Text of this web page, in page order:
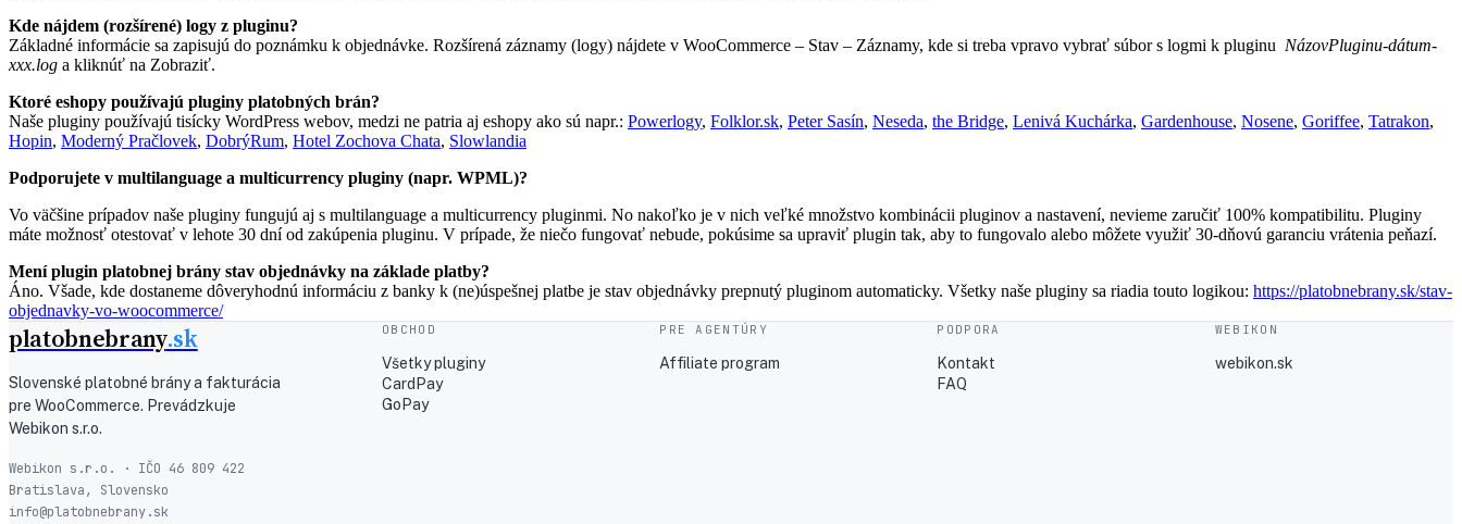
Kde nájdem (rozšírené) logy z pluginu?
Základné informácie sa zapisujú do poznámku k objednávke. Rozšírená záznamy (logy) nájdete v WooCommerce – Stav – Záznamy, kde si treba vpravo vybrať súbor s logmi k pluginu NázovPluginu-dátum-
xxx.log a kliknúť na Zobraziť.
Ktoré eshopy používajú pluginy platobných brán?
Naše pluginy používajú tisícky WordPress webov, medzi ne patria aj eshopy ako sú napr.: Powerlogy, Folklor.sk, Peter Sasín, Neseda, the Bridge, Lenivá Kuchárka, Gardenhouse, Nosene, Goriffee, Tatrakon,
Hopin, Moderný Pračlovek, DobrýRum, Hotel Zochova Chata, Slowlandia
Podporujete v multilanguage a multicurrency pluginy (napr. WPML)?
Vo väčšine prípadov naše pluginy fungujú aj s multilanguage a multicurrency pluginmi. No nakoľko je v nich veľké množstvo kombinácii pluginov a nastavení, nevieme zaručiť 100% kompatibilitu. Pluginy
máte možnosť otestovať v lehote 30 dní od zakúpenia pluginu. V prípade, že niečo fungovať nebude, pokúsime sa upraviť plugin tak, aby to fungovalo alebo môžete využiť 30-dňovú garanciu vrátenia peňazí.
Mení plugin platobnej brány stav objednávky na základe platby?
Áno. Všade, kde dostaneme dôveryhodnú informáciu z banky k (ne)úspešnej platbe je stav objednávky prepnutý pluginom automaticky. Všetky naše pluginy sa riadia touto logikou: https://platobnebrany.sk/stav-
objednavky-vo-woocommerce/
platobnebrany.sk
Slovenské platobné brány a fakturácia
pre WooCommerce. Prevádzkuje
Webikon s.r.o.
Webikon s.r.o. · IČO 46 809 422
Bratislava, Slovensko
info@platobnebrany.sk
OBCHOD
Všetky pluginy
CardPay
GoPay
PRE AGENTÚRY
Affiliate program
PODPORA
Kontakt
FAQ
WEBIKON
webikon.sk